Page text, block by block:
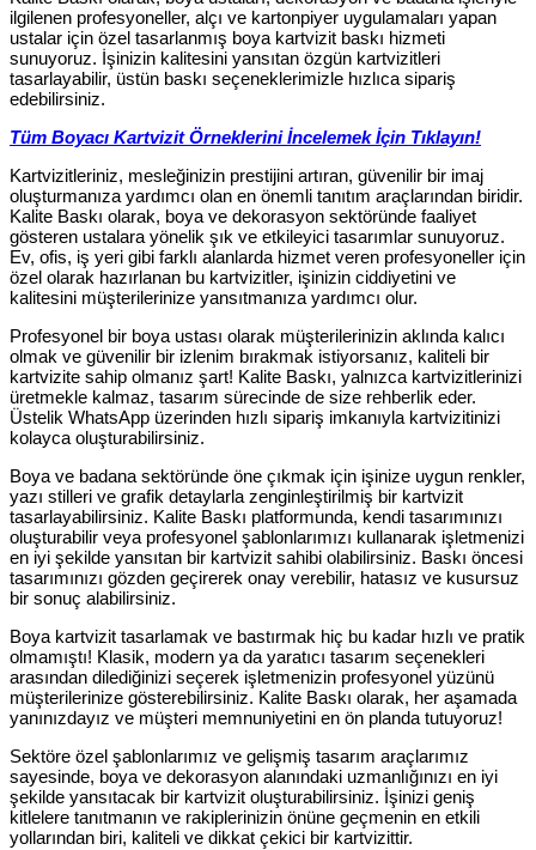
ilgilenen profesyoneller, alçı ve kartonpiyer uygulamaları yapan
ustalar için özel tasarlanmış boya kartvizit baskı hizmeti
sunuyoruz. İşinizin kalitesini yansıtan özgün kartvizitleri
tasarlayabilir, üstün baskı seçeneklerimizle hızlıca sipariş
edebilirsiniz.
Tüm Boyacı Kartvizit Örneklerini İncelemek İçin Tıklayın!
Kartvizitleriniz, mesleğinizin prestijini artıran, güvenilir bir imaj
oluşturmanıza yardımcı olan en önemli tanıtım araçlarından biridir.
Kalite Baskı olarak, boya ve dekorasyon sektöründe faaliyet
gösteren ustalara yönelik şık ve etkileyici tasarımlar sunuyoruz.
Ev, ofis, iş yeri gibi farklı alanlarda hizmet veren profesyoneller için
özel olarak hazırlanan bu kartvizitler, işinizin ciddiyetini ve
kalitesini müşterilerinize yansıtmanıza yardımcı olur.
Profesyonel bir boya ustası olarak müşterilerinizin aklında kalıcı
olmak ve güvenilir bir izlenim bırakmak istiyorsanız, kaliteli bir
kartvizite sahip olmanız şart! Kalite Baskı, yalnızca kartvizitlerinizi
üretmekle kalmaz, tasarım sürecinde de size rehberlik eder.
Üstelik WhatsApp üzerinden hızlı sipariş imkanıyla kartvizitinizi
kolayca oluşturabilirsiniz.
Boya ve badana sektöründe öne çıkmak için işinize uygun renkler,
yazı stilleri ve grafik detaylarla zenginleştirilmiş bir kartvizit
tasarlayabilirsiniz. Kalite Baskı platformunda, kendi tasarımınızı
oluşturabilir veya profesyonel şablonlarımızı kullanarak işletmenizi
en iyi şekilde yansıtan bir kartvizit sahibi olabilirsiniz. Baskı öncesi
tasarımınızı gözden geçirerek onay verebilir, hatasız ve kusursuz
bir sonuç alabilirsiniz.
Boya kartvizit tasarlamak ve bastırmak hiç bu kadar hızlı ve pratik
olmamıştı! Klasik, modern ya da yaratıcı tasarım seçenekleri
arasından dilediğinizi seçerek işletmenizin profesyonel yüzünü
müşterilerinize gösterebilirsiniz. Kalite Baskı olarak, her aşamada
yanınızdayız ve müşteri memnuniyetini en ön planda tutuyoruz!
Sektöre özel şablonlarımız ve gelişmiş tasarım araçlarımız
sayesinde, boya ve dekorasyon alanındaki uzmanlığınızı en iyi
şekilde yansıtacak bir kartvizit oluşturabilirsiniz. İşinizi geniş
kitlelere tanıtmanın ve rakiplerinizin önüne geçmenin en etkili
yollarından biri, kaliteli ve dikkat çekici bir kartvizittir.